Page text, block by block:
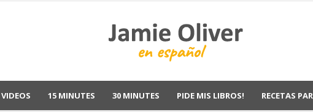
Jamie
VIDEOS 15 MINUTES 30 MINUTES PIDE MIS LIBROS! RECETAS